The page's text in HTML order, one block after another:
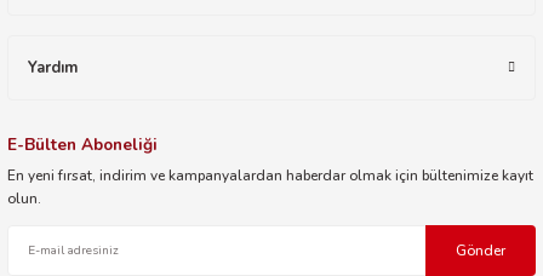
Yardım
E-Bülten Aboneliği
En yeni fırsat, indirim ve kampanyalardan haberdar olmak için bültenimize kayıt
olun.
Gönder